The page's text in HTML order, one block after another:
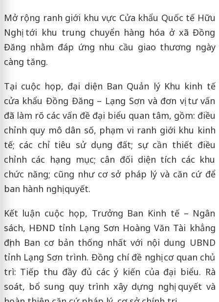
Mở rộng ranh giới khu vực Cửa khẩu Quốc tế Hữu
Nghị tới khu trung chuyển hàng hóa ở xã Đồng
Đăng nhằm đáp ứng nhu cầu giao thương ngày
càng tăng.
Tại cuộc họp, đại diện Ban Quản lý Khu kinh tế
cửa khẩu Đồng Đăng – Lạng Sơn và đơn vị tư vấn
đã làm rõ các vấn đề đại biểu quan tâm, gồm: điều
chỉnh quy mô dân số, phạm vi ranh giới khu kinh
tế; các chỉ tiêu sử dụng đất; sự cần thiết điều
chỉnh các hạng mục; cân đối diện tích các khu
chức năng; cũng như cơ sở pháp lý và căn cứ để
ban hành nghị quyết.
Kết luận cuộc họp, Trưởng Ban Kinh tế – Ngân
sách, HĐND tỉnh Lạng Sơn Hoàng Văn Tài khẳng
định Ban cơ bản thống nhất với nội dung UBND
tỉnh Lạng Sơn trình. Đồng chí đề nghị cơ quan chủ
trì: Tiếp thu đầy đủ các ý kiến của đại biểu. Rà
soát, bổ sung quy trình xây dựng nghị quyết và